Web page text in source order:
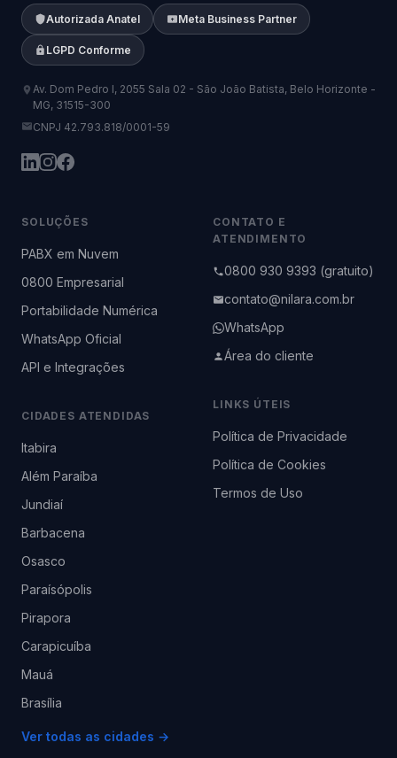
Autorizada Anatel Meta Business Partner
LGPD Conforme
Av. Dom Pedro I, 2055 Sala 02 - São João Batista, Belo Horizonte -
MG, 31515-300
CNPJ 42.793.818/0001-59
SOLUÇÕES
PABX em Nuvem
0800 Empresarial
Portabilidade Numérica
WhatsApp Oficial
API e Integrações
CIDADES ATENDIDAS
Itabira
Além Paraíba
Jundiaí
Barbacena
Osasco
Paraísópolis
Pirapora
Carapicuíba
Mauá
Brasília
Ver todas as cidades →
CONTATO E
ATENDIMENTO
0800 930 9393 (gratuito)
contato@nilara.com.br
WhatsApp
Área do cliente
LINKS ÚTEIS
Política de Privacidade
Política de Cookies
Termos de Uso